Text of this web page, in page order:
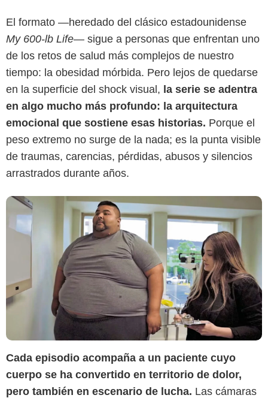
El formato —heredado del clásico estadounidense
My 600-lb Life— sigue a personas que enfrentan uno
de los retos de salud más complejos de nuestro
tiempo: la obesidad mórbida. Pero lejos de quedarse
en la superficie del shock visual, la serie se adentra
en algo mucho más profundo: la arquitectura
emocional que sostiene esas historias. Porque el
peso extremo no surge de la nada; es la punta visible
de traumas, carencias, pérdidas, abusos y silencios
arrastrados durante años.
HBO Max
Cada episodio acompaña a un paciente cuyo
cuerpo se ha convertido en territorio de dolor,
pero también en escenario de lucha. Las cámaras